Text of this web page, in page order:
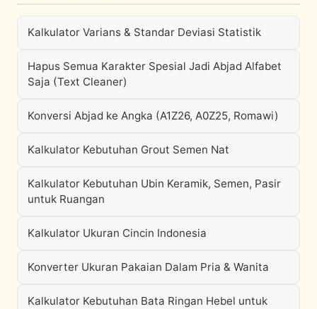
Kalkulator Varians & Standar Deviasi Statistik
Hapus Semua Karakter Spesial Jadi Abjad Alfabet
Saja (Text Cleaner)
Konversi Abjad ke Angka (A1Z26, A0Z25, Romawi)
Kalkulator Kebutuhan Grout Semen Nat
Kalkulator Kebutuhan Ubin Keramik, Semen, Pasir
untuk Ruangan
Kalkulator Ukuran Cincin Indonesia
Konverter Ukuran Pakaian Dalam Pria & Wanita
Kalkulator Kebutuhan Bata Ringan Hebel untuk